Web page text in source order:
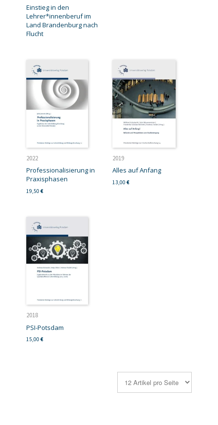
Einstieg in den
Lehrer*innenberuf im
Land Brandenburg nach
Flucht
2022
Professionalisierung in
Praxisphasen
19,50 €
2019
Alles auf Anfang
13,00 €
2018
PSI-Potsdam
15,00 €